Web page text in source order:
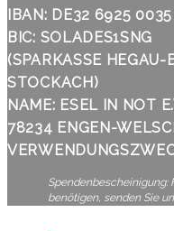
IBAN: DE32 6925
BIC: SOLADES1SNG
(SPARKASSE
STOCKACH)
NAME: ESEL IN NOT
78234 ENGEN-
Spendenbescheinigung:
benötigen, senden Sie